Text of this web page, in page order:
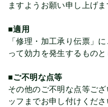
ますようお願い申し上げま
■適用
「修理・加工承り伝票」
って効力を発生するものと
■ご不明な点等
その他のご不明な点等ご
ッフまでお申し付けくださ